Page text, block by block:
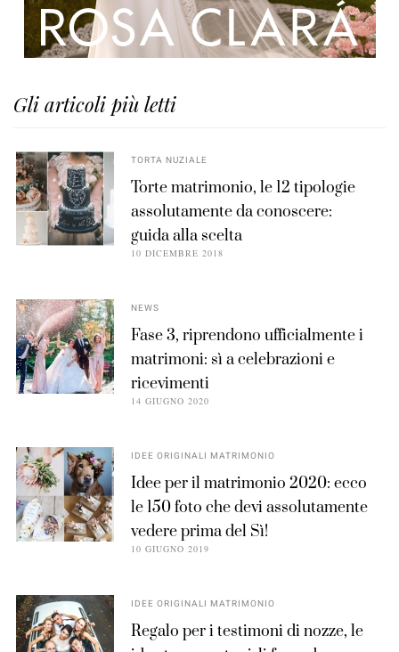
Gli articoli più letti
TORTA NUZIALE
Torte matrimonio, le 12 tipologie
assolutamente da conoscere:
guida alla scelta
10 DICEMBRE 2018
NEWS
Fase 3, riprendono ufficialmente i
matrimoni: sì a celebrazioni e
ricevimenti
14 GIUGNO 2020
IDEE ORIGINALI MATRIMONIO
Idee per il matrimonio 2020: ecco
le 150 foto che devi assolutamente
vedere prima del Sì!
10 GIUGNO 2019
IDEE ORIGINALI MATRIMONIO
Regalo per i testimoni di nozze, le